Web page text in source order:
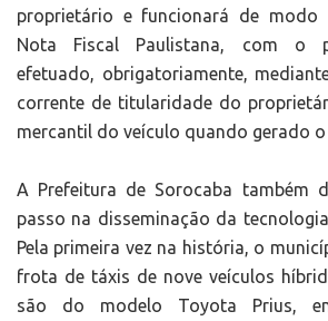
proprietário e funcionará de modo
Nota Fiscal Paulistana, com o
efetuado, obrigatoriamente,
corrente de titularidade do
mercantil do veículo quando gerado
A Prefeitura de Sorocaba também
passo na disseminação da
Pela primeira vez na história, o
frota de táxis de nove veículos
são do modelo Toyota Prius,